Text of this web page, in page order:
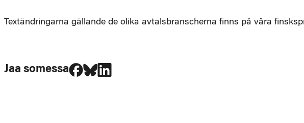
Textändringarna gällande de olika avtalsbranscherna finns på våra
Jaa somessa
Jaa Facebookissa
Jaa Blueskyssa
Jaa LinkedIn:ssä